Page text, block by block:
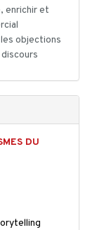
enrichir et
objections
DU